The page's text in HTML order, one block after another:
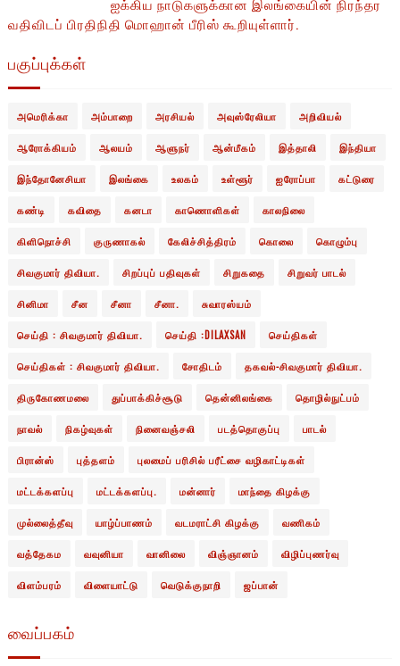
வதிவிடப் பிரதிநிதி மொஹான் பீரிஸ் கூறியுள்ளார்.
பகுப்புக்கள்
அமெரிக்கா அம்பாறை அரசியல் அவுஸ்ரேலியா அறிவியல்
ஆரோக்கியம் ஆலயம் ஆளுநர் ஆன்மீகம் இத்தாலி இந்தியா
இந்தோனேசியா இலங்கை உலகம் உள்ளூர் ஐரோப்பா கட்டுரை
கண்டி கவிதை கனடா காணொளிகள் காலநிலை
கிளிநொச்சி குருணாகல் கேலிச்சித்திரம் கொலை கொழும்பு
சிவகுமார் திவியா. சிறப்புப் பதிவுகள் சிறுகதை சிறுவர் பாடல்
சினிமா சீன சீனா சீனா. சுவாரஸ்யம்
செய்தி : சிவகுமார் திவியா. செய்தி :DILAXSAN செய்திகள்
செய்திகள் : சிவகுமார் திவியா. சோதிடம் தகவல்-சிவகுமார் திவியா.
திருகோணமலை துப்பாக்கிச்சூடு தென்னிலங்கை தொழில்நுட்பம்
நாவல் நிகழ்வுகள் நினைவஞ்சலி படத்தொகுப்பு பாடல்
பிரான்ஸ் புத்தளம் புலமைப் பரிசில் பரீட்சை வழிகாட்டிகள்
மட்டக்களப்பு மட்டக்களப்பு. மன்னார் மாந்தை கிழக்கு
முல்லைத்தீவு யாழ்ப்பாணம் வடமராட்சி கிழக்கு வணிகம்
வத்தேகம வவுனியா வானிலை விஞ்ஞானம் விழிப்புணர்வு
விளம்பரம் விளையாட்டு வெடுக்குநாறி ஜப்பான்
வைப்பகம்